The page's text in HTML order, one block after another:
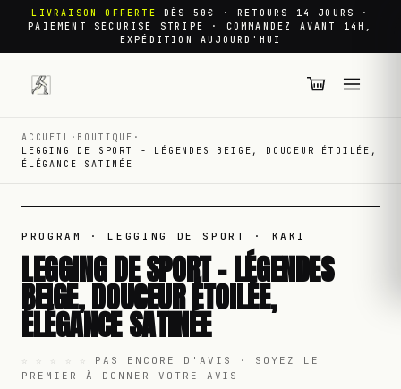
LIVRAISON OFFERTE
DÈS 50€ · RETOURS 14 JOURS ·
PAIEMENT SÉCURISÉ STRIPE · COMMANDEZ AVANT 14H,
EXPÉDITION AUJOURD'HUI
ACCUEIL · BOUTIQUE ·
LEGGING DE SPORT - LÉGENDES BEIGE, DOUCEUR ÉTOILÉE,
ÉLÉGANCE SATINÉE
PROGRAM · LEGGING DE SPORT · KAKI
LEGGING DE SPORT - LÉGENDES
BEIGE, DOUCEUR ÉTOILÉE,
ÉLÉGANCE SATINÉE
PAS ENCORE D'AVIS · SOYEZ LE
PREMIER À DONNER VOTRE AVIS